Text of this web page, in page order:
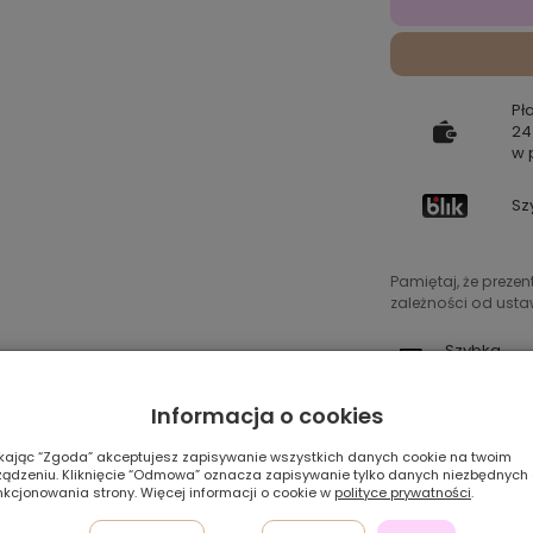
w
Pamiętaj, że
zależności od
Szybka
Z WŁOSÓW AZJATYCKICH
BRĄZU
Informacja o cookies
“Zgoda” akceptujesz zapisywanie wszystkich danych cookie na twoim
Kliknięcie “Odmowa” oznacza zapisywanie tylko danych niezbędnych
strony. Więcej informacji o cookie w polityce prywatności.